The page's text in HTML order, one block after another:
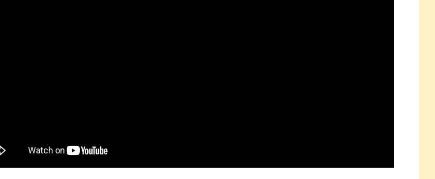
オーストラリアの男性飛行家 太平洋横断飛行
【中国】パトカーの前で好演技www当たり屋やお煽り運転など盛りだくさん